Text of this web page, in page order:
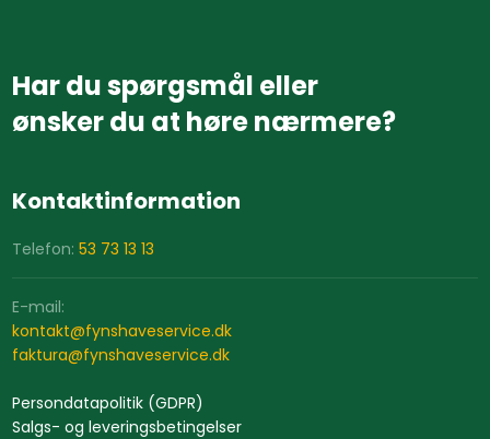
Har du spørgsmål eller
​ønsker du at høre nærmere?
Kontaktinformation
Telefon: 53 73 13 13
E-mail:
​kontakt@fynshaveservice.dk
​faktura@fynshaveservice.dk​
Persondatapolitik (GDPR)
Salgs- og leveringsbetingelser